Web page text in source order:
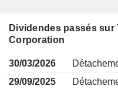
Dividendes passés sur
Corporation
30/03/2026
29/09/2025